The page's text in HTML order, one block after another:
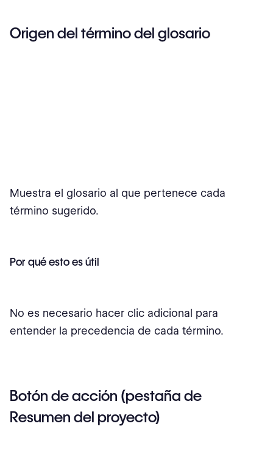
Origen del término del glosario
Muestra el glosario al que pertenece cada
término sugerido.
Por qué esto es útil
No es necesario hacer clic adicional para
entender la precedencia de cada término.
Botón de acción (pestaña de
Resumen del proyecto)